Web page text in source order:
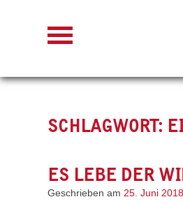
SCHLAGWORT:
ES LEBE DER
Geschrieben am 25. Juni 2018